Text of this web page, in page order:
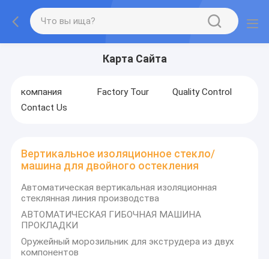
Карта Сайта
компания Factory Tour
Quality Control
Contact Us
Вертикальное изоляционное стекло/
машина для двойного остекления
Автоматическая вертикальная изоляционная
стеклянная линия производства
АВТОМАТИЧЕСКАЯ ГИБОЧНАЯ МАШИНА
ПРОКЛАДКИ
Оружейный морозильник для экструдера из двух
компонентов